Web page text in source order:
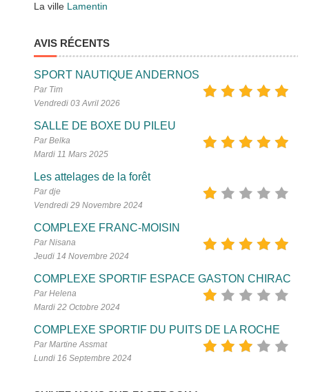
La ville Lamentin
AVIS RÉCENTS
SPORT NAUTIQUE ANDERNOS
Par Tim
Vendredi 03 Avril 2026
SALLE DE BOXE DU PILEU
Par Belka
Mardi 11 Mars 2025
Les attelages de la forêt
Par dje
Vendredi 29 Novembre 2024
COMPLEXE FRANC-MOISIN
Par Nisana
Jeudi 14 Novembre 2024
COMPLEXE SPORTIF ESPACE GASTON CHIRAC
Par Helena
Mardi 22 Octobre 2024
COMPLEXE SPORTIF DU PUITS DE LA ROCHE
Par Martine Assmat
Lundi 16 Septembre 2024